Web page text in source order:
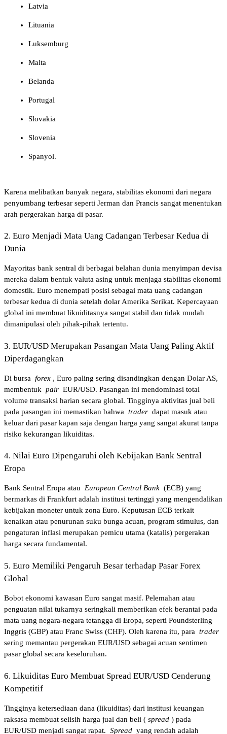
Latvia
Lituania
Luksemburg
Malta
Belanda
Portugal
Slovakia
Slovenia
Spanyol.
Karena melibatkan banyak negara, stabilitas ekonomi dari negara
penyumbang terbesar seperti Jerman dan Prancis sangat menentukan
arah pergerakan harga di pasar.
2. Euro Menjadi Mata Uang Cadangan Terbesar Kedua di
Dunia
Mayoritas bank sentral di berbagai belahan dunia menyimpan devisa
mereka dalam bentuk valuta asing untuk menjaga stabilitas ekonomi
domestik. Euro menempati posisi sebagai mata uang cadangan
terbesar kedua di dunia setelah dolar Amerika Serikat. Kepercayaan
global ini membuat likuiditasnya sangat stabil dan tidak mudah
dimanipulasi oleh pihak-pihak tertentu.
3. EUR/USD Merupakan Pasangan Mata Uang Paling Aktif
Diperdagangkan
Di bursa forex , Euro paling sering disandingkan dengan Dolar AS,
membentuk pair EUR/USD. Pasangan ini mendominasi total
volume transaksi harian secara global. Tingginya aktivitas jual beli
pada pasangan ini memastikan bahwa trader dapat masuk atau
keluar dari pasar kapan saja dengan harga yang sangat akurat tanpa
risiko kekurangan likuiditas.
4. Nilai Euro Dipengaruhi oleh Kebijakan Bank Sentral
Eropa
Bank Sentral Eropa atau European Central Bank (ECB) yang
bermarkas di Frankfurt adalah institusi tertinggi yang mengendalikan
kebijakan moneter untuk zona Euro. Keputusan ECB terkait
kenaikan atau penurunan suku bunga acuan, program stimulus, dan
pengaturan inflasi merupakan pemicu utama (katalis) pergerakan
harga secara fundamental.
5. Euro Memiliki Pengaruh Besar terhadap Pasar Forex
Global
Bobot ekonomi kawasan Euro sangat masif. Pelemahan atau
penguatan nilai tukarnya seringkali memberikan efek berantai pada
mata uang negara-negara tetangga di Eropa, seperti Poundsterling
Inggris (GBP) atau Franc Swiss (CHF). Oleh karena itu, para trader
sering memantau pergerakan EUR/USD sebagai acuan sentimen
pasar global secara keseluruhan.
6. Likuiditas Euro Membuat Spread EUR/USD Cenderung
Kompetitif
Tingginya ketersediaan dana (likuiditas) dari institusi keuangan
raksasa membuat selisih harga jual dan beli ( spread ) pada
EUR/USD menjadi sangat rapat. Spread yang rendah adalah